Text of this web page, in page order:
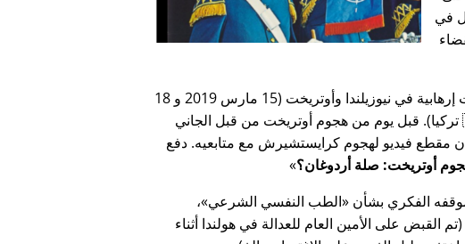
في
في وقت سابق من عام 2019، كانت هناك هجمات إرهابية في نيوزيلندا وأوتريخت (15 مارس 2019 و 18
مارس 2019 على التوالي، وكلاهما مرتبط بـ 🇹🇷 تركيا). قبل يوم من هجوم أوتريخت من قبل الجاني
مقطع فيديو لهجوم كرايستشيرش مع متابعيه. دفع
أوتريخت: صلة أردوغان؟
الفكري بشأن
الطب النفسي الشرعي ،
على الأمين العام للعدالة في هولندا أثناء